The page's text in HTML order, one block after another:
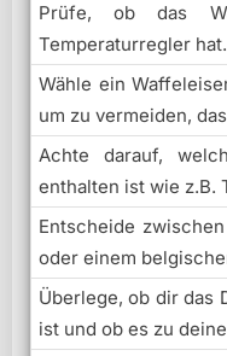
Prüfe, ob das
Temperaturregler hat.
Wähle ein
um zu vermeiden,
Achte darauf,
enthalten ist wie z.B.
Entscheide
oder einem
Überlege, ob dir das
ist und ob es zu